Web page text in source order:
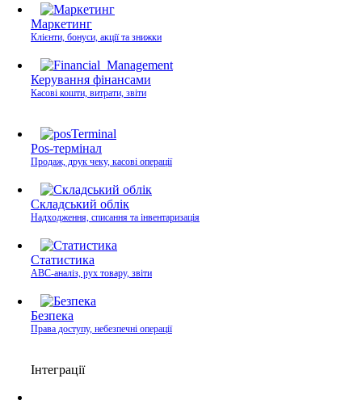
Маркетинг
Клієнти, бонуси, акції та знижки
Керування фінансами
Касові кошти, витрати, звіти
Pos-термінал
Продаж, друк чеку, касові операції
Складський облік
Надходження, списання та інвентаризація
Статистика
ABC-аналіз, рух товару, звіти
Безпека
Права доступу, небезпечні операції
Інтеграції